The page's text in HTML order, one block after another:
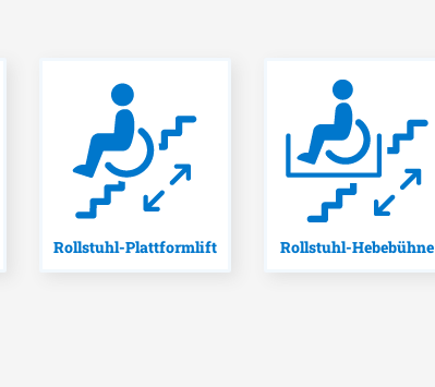
Rollstuhl-Plattformlift Rollstuhl-Hebebühne